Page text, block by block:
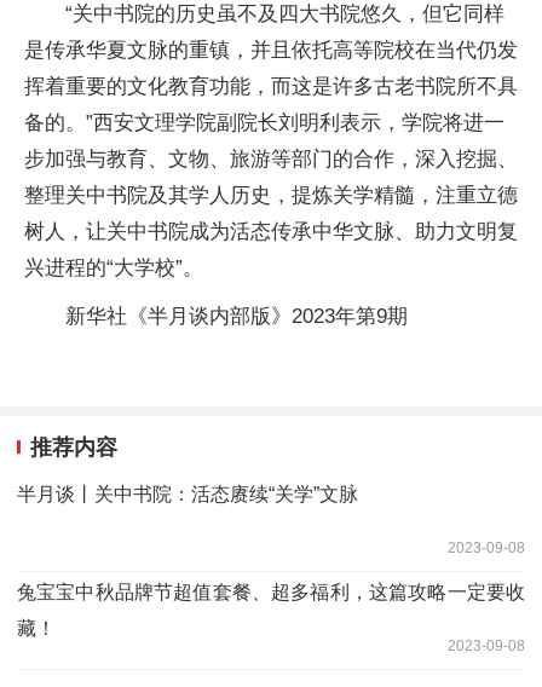
“关中书院的历史虽不及四大书院悠久，但它同样
是传承华夏文脉的重镇，并且依托高等院校在当代仍发
挥着重要的文化教育功能，而这是许多古老书院所不具
备的。”西安文理学院副院长刘明利表示，学院将进一
步加强与教育、文物、旅游等部门的合作，深入挖掘、
整理关中书院及其学人历史，提炼关学精髓，注重立德
树人，让关中书院成为活态传承中华文脉、助力文明复
兴进程的“大学校”。
新华社《半月谈内部版》2023年第9期
推荐内容
半月谈丨关中书院：活态赓续“关学”文脉
2023-09-08
兔宝宝中秋品牌节超值套餐、超多福利，这篇攻略一定要收
藏！
2023-09-08